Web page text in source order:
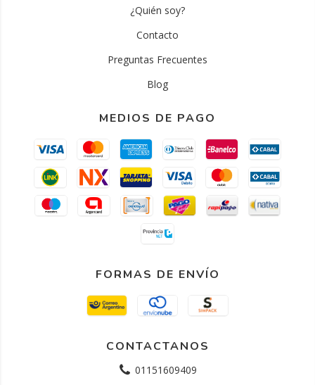
¿Quién soy?
Contacto
Preguntas Frecuentes
Blog
MEDIOS DE PAGO
FORMAS DE ENVÍO
CONTACTANOS
01151609409